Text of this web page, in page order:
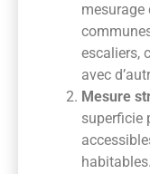
mesurage
escaliers,
avec
Mesure
superficie